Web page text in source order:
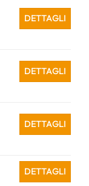
DETTAGLI
DETTAGLI
DETTAGLI
DETTAGLI